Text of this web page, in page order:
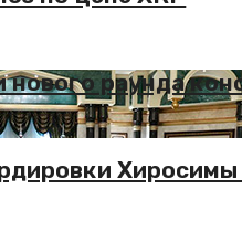
нового раунда